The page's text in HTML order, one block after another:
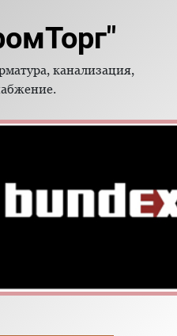
канализация,